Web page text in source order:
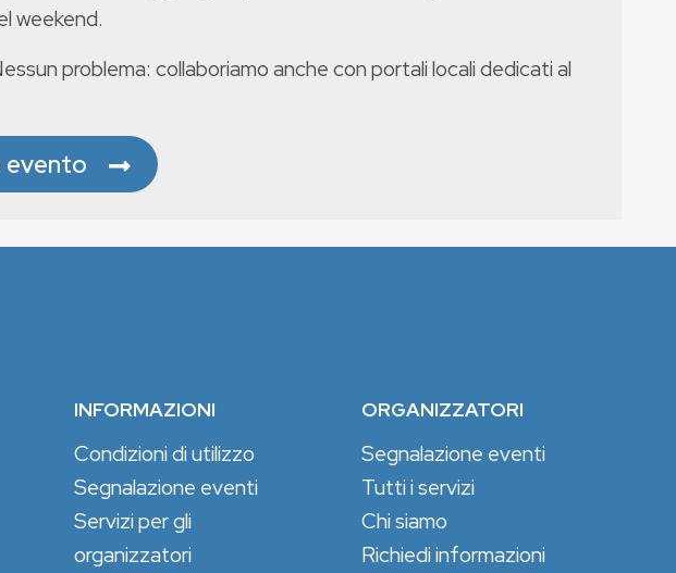
weekend.
problema: collaboriamo anche con portali locali dedicati al
evento
INFORMAZIONI
Condizioni di utilizzo
Segnalazione eventi
Servizi per gli
organizzatori
ORGANIZZATORI
Segnalazione eventi
Tutti i servizi
Chi siamo
Richiedi informazioni